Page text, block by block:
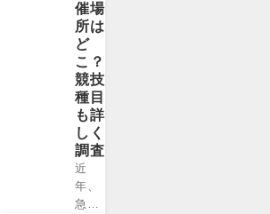
催場
所は
ど
こ？
競技
種目
も詳
しく
調査
近
年、
急速